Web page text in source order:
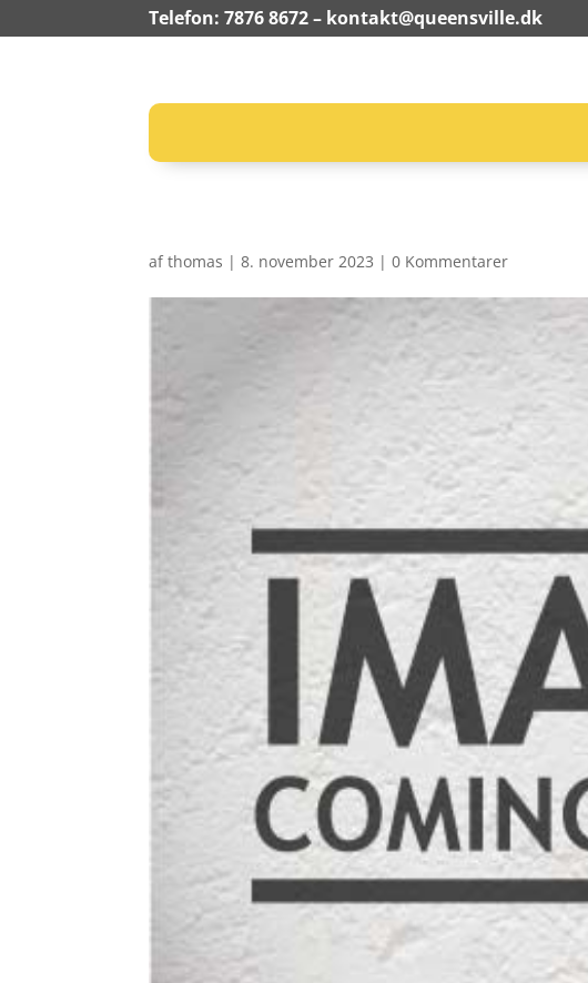
Telefon: 7876 8672 – kontakt@queensville.dk
afthomas |8. november 2023 |0 Kommentarer